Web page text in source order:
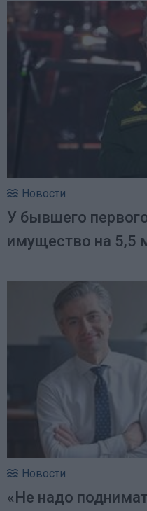
Новости
У бывшего
имущество на 5,5
Новости
«Не надо